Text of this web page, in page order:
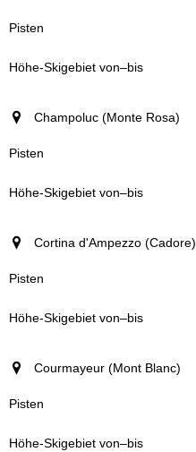
Champoluc (Monte Rosa)
Cortina d'Ampezzo (Cadore)
Courmayeur (Mont Blanc)